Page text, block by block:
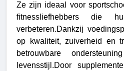
Ze zijn ideaal voor
fitnessliefhebbers die
verbeteren.Dankzij
op kwaliteit, zuiverheid en
betrouwbare
levensstijl.Door